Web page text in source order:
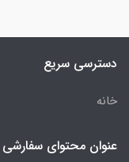
دسترسی سریع
خانه
عنوان محتوای سفارشی